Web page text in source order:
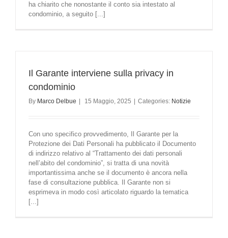
ha chiarito che nonostante il conto sia intestato al
condominio, a seguito [...]
Il Garante interviene sulla privacy in
condominio
By Marco Delbue 15 Maggio, 2025 Categories: Notizie
Con uno specifico provvedimento, Il Garante per la
Protezione dei Dati Personali ha pubblicato il Documento
di indirizzo relativo al “Trattamento dei dati personali
nell’abito del condominio”, si tratta di una novità
importantissima anche se il documento è ancora nella
fase di consultazione pubblica. Il Garante non si
esprimeva in modo così articolato riguardo la tematica
[...]